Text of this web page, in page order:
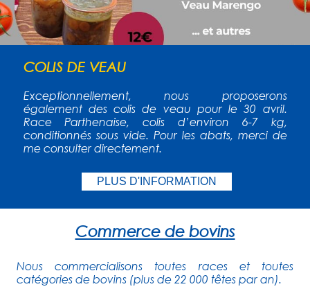
COLIS DE VEAU
Exceptionnellement, nous proposerons
également des colis de veau pour le 30 avril.
Race Parthenaise, colis d’environ 6-7 kg,
conditionnés sous vide. Pour les abats, merci de
me consulter directement.
PLUS D'INFORMATION
Commerce de bovins
Nous commercialisons toutes races et toutes
catégories de bovins (plus de 22 000 têtes par an).